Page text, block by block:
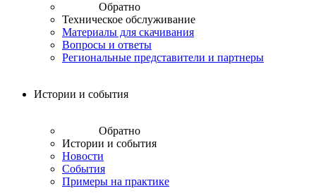
Обратно
Техническое обслуживание
Материалы для скачивания
Вопросы и ответы
Региональные представители и партнеры
Истории и события
Обратно
Истории и события
Новости
События
Примеры на практике